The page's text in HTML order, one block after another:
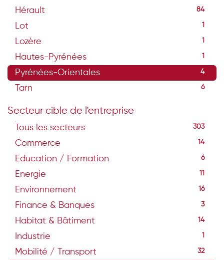
Hérault 84
Lot 1
Lozère 1
Hautes-Pyrénées 1
Pyrénées-Orientales 4
Tarn 6
Secteur cible de l'entreprise
Tous les secteurs 303
Commerce 14
Education / Formation 6
Energie 11
Environnement 16
Finance & Banques 3
Habitat & Bâtiment 14
Industrie 1
Mobilité / Transport 32